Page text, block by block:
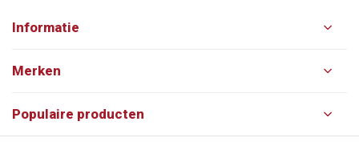
Informatie
Merken
Populaire producten